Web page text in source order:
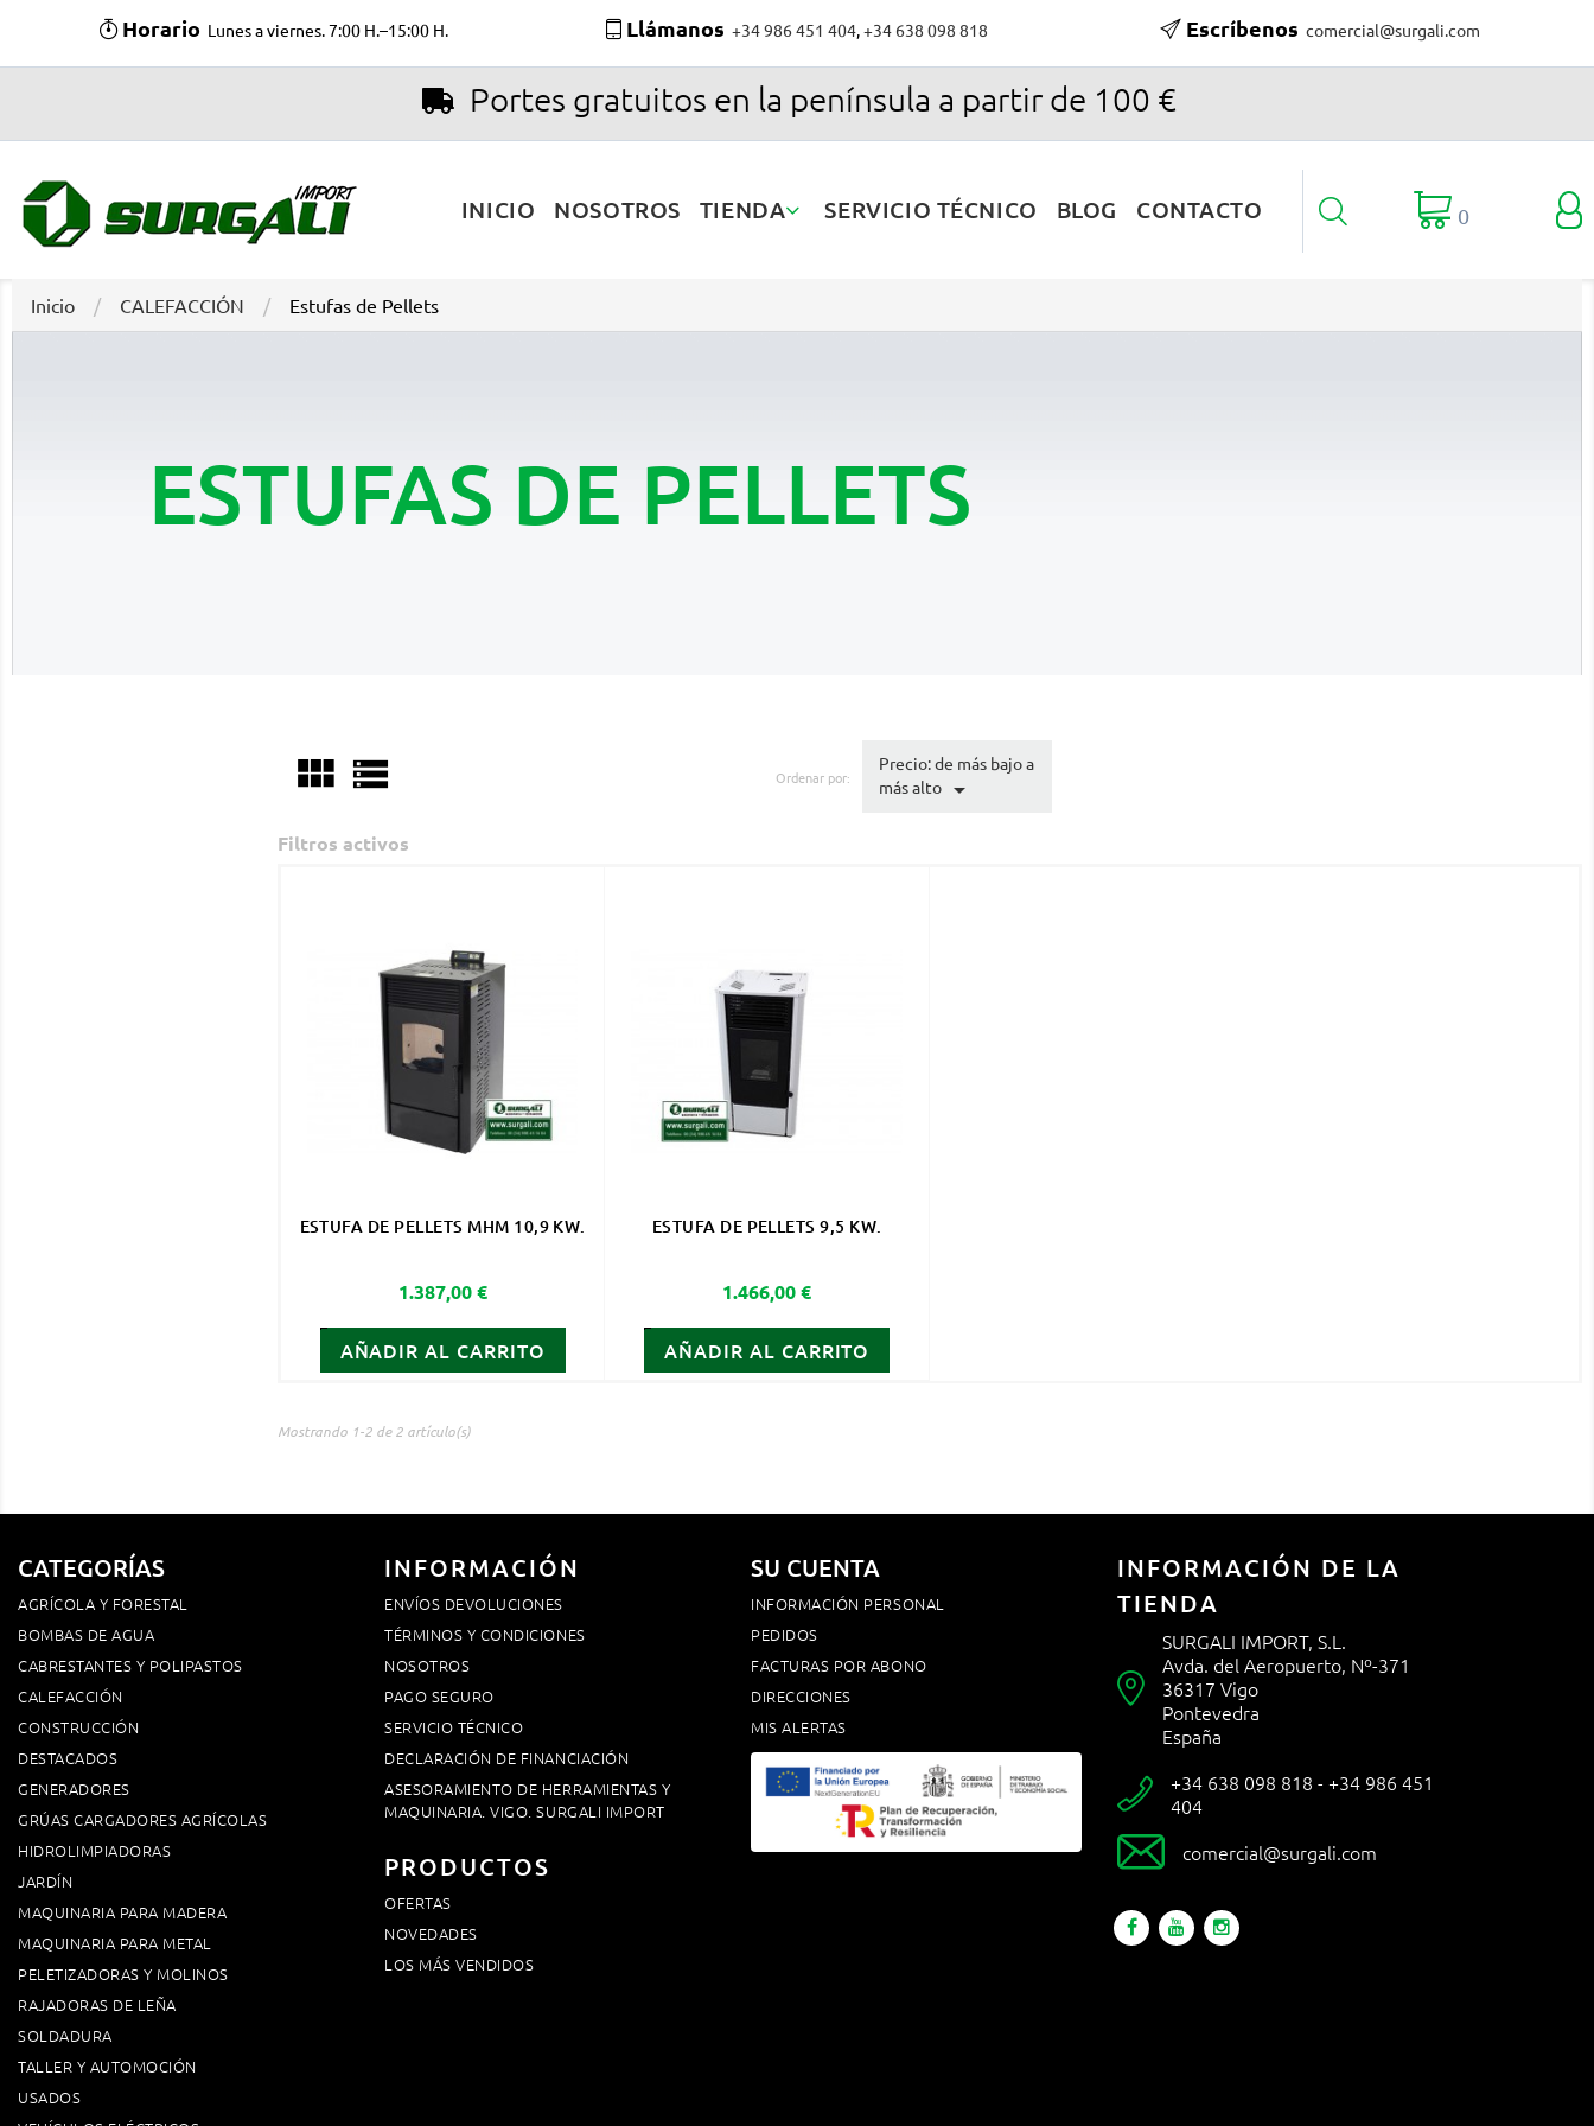
Horario Lunes a viernes. 7:00 H.–15:00 H. Llámanos +34 986 451 404,+34 638 098 818 Escríbenos comercial@surgali.com
Portes gratuitos en la península a partir de 100 €
INICIO NOSOTROS TIENDA SERVICIO TÉCNICO BLOG CONTACTO   0
Inicio CALEFACCIÓN Estufas de Pellets
ESTUFAS DE PELLETS
  Ordenar por:
Precio: de más bajo a
más alto 
Filtros activos
ESTUFA DE PELLETS MHM 10,9 KW.
Precio
1.387,00 €
AÑADIR AL CARRITO
ESTUFA DE PELLETS 9,5 KW.
Precio
1.466,00 €
AÑADIR AL CARRITO
Mostrando 1-2 de 2 artículo(s)
CATEGORÍAS
AGRÍCOLA Y FORESTAL
BOMBAS DE AGUA
CABRESTANTES Y POLIPASTOS
CALEFACCIÓN
CONSTRUCCIÓN
DESTACADOS
GENERADORES
GRÚAS CARGADORES AGRÍCOLAS
HIDROLIMPIADORAS
JARDÍN
MAQUINARIA PARA MADERA
MAQUINARIA PARA METAL
PELETIZADORAS Y MOLINOS
RAJADORAS DE LEÑA
SOLDADURA
TALLER Y AUTOMOCIÓN
USADOS
INFORMACIÓN
ENVÍOS DEVOLUCIONES
TÉRMINOS Y CONDICIONES
NOSOTROS
PAGO SEGURO
SERVICIO TÉCNICO
DECLARACIÓN DE FINANCIACIÓN
ASESORAMIENTO DE HERRAMIENTAS Y
MAQUINARIA. VIGO. SURGALI IMPORT
PRODUCTOS
OFERTAS
NOVEDADES
LOS MÁS VENDIDOS
SU CUENTA
INFORMACIÓN PERSONAL
PEDIDOS
FACTURAS POR ABONO
DIRECCIONES
MIS ALERTAS
INFORMACIÓN DE LA
TIENDA

SURGALI IMPORT, S.L.
Avda. del Aeropuerto, Nº-371
36317 Vigo
Pontevedra
España

+34 638 098 818 - +34 986 451
404
 comercial@surgali.com